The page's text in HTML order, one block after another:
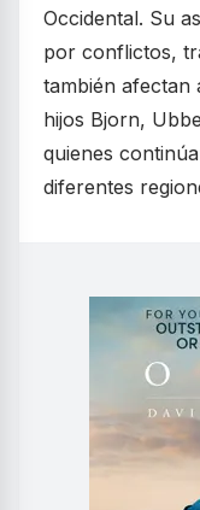
Occidental. Su
por conflictos,
también afectan
hijos Bjorn,
quienes
diferentes